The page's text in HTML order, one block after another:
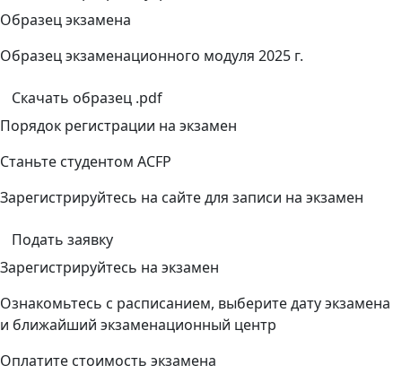
Образец экзамена
Образец экзаменационного модуля 2025 г.
Скачать образец .pdf
Порядок регистрации на экзамен
Станьте студентом ACFP
Зарегистрируйтесь на сайте для записи на экзамен
Подать заявку
Зарегистрируйтесь на экзамен
Ознакомьтесь с расписанием, выберите дату экзамена
и ближайший экзаменационный центр
Оплатите стоимость экзамена